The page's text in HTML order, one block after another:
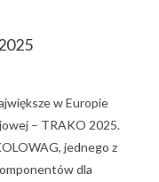
w Europie
– TRAKO 2025.
jednego z
dla